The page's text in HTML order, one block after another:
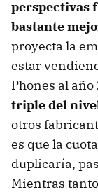
perspectivas
bastante
proyecta la
estar
Phones al
triple del
otros
es que la
duplicaría,
Mientras